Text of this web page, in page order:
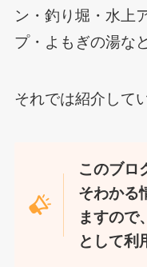
ン・釣り堀・水上
プ・よもぎの湯な
それでは紹介して
このブロ
そわかる
ますので
として利